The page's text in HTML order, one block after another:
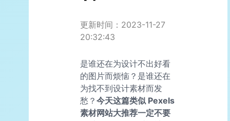
更新时间：2023-11-27
20:32:43
是谁还在为设计不出好看
的图片而烦恼？是谁还在
为找不到设计素材而发
愁？ 今天这篇类似 Pexels
素材网站大推荐一定不要